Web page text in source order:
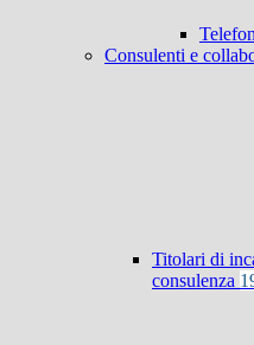
Consulenti e
Titolari di
consulenza